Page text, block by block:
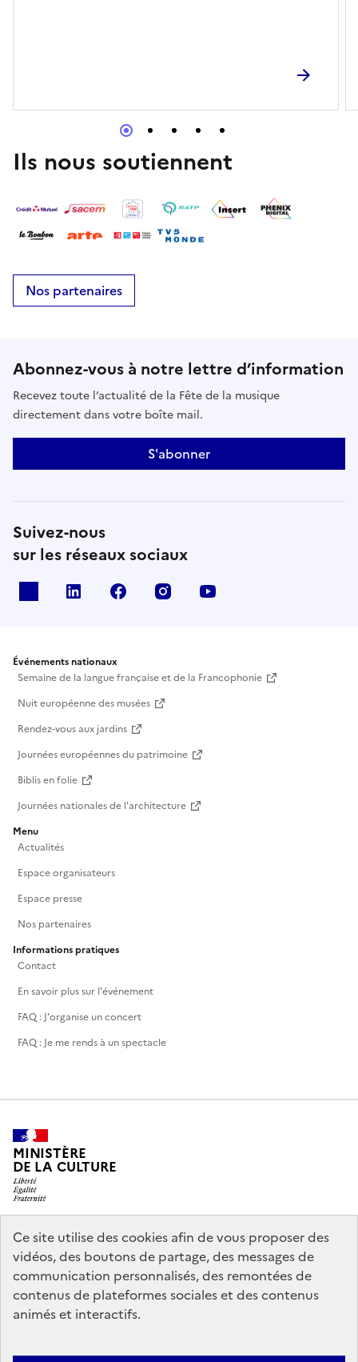
Ce site utilise des cookies afin de vous proposer des
vidéos, des boutons de partage, des messages de
communication personnalisés, des remontées de
contenus de plateformes sociales et des contenus
animés et interactifs.
Ils nous soutiennent
Nos partenaires
Abonnez-vous à notre lettre d’information
Recevez toute l’actualité de la Fête de la musique
directement dans votre boîte mail.
S'abonner
Suivez-nous
sur les réseaux sociaux
Linkedin Facebook Instagram
Événements nationaux
Semaine de la langue française et de la Francophonie
Nuit européenne des musées
Rendez-vous aux jardins
Journées européennes du patrimoine
Biblis en folie
Journées nationales de l'architecture
Menu
Actualités
Espace organisateurs
Espace presse
Nos partenaires
Informations pratiques
Contact
En savoir plus sur l'événement
FAQ : J'organise un concert
FAQ : Je me rends à un spectacle
MINISTÈRE
DE LA CULTURE
legifrance.gouv.fr
info.gouv.fr
service-public.gouv.fr
data.gouv.fr
Accessibilité : partiellement conforme Politique générale de